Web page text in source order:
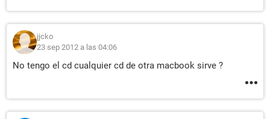
jjcko
23 sep 2012 a las 04:06
No tengo el cd cualquier cd de otra macbook sirve ?